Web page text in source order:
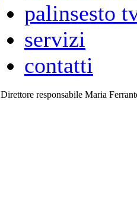
palinsesto
servizi
contatti
Direttore responsabile Maria